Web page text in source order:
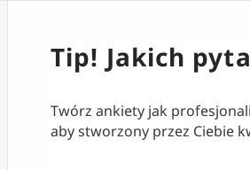
Tip! Jakich
Twórz ankiety jak
aby stworzony przez Ciebie